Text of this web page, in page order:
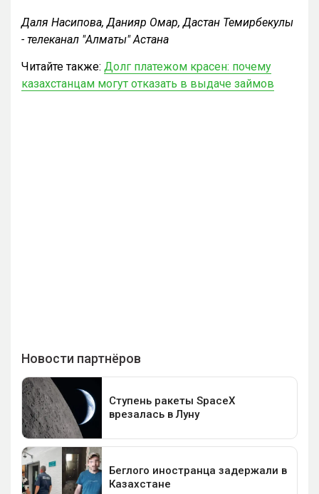
Даля Насипова, Данияр Омар, Дастан Темирбекулы
- телеканал "Алматы" Астана
Читайте также: Долг платежом красен: почему
казахстанцам могут отказать в выдаче займов